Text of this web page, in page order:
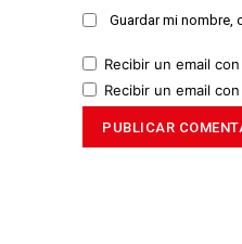
Guardar mi nombre,
Recibir un email
Recibir un email